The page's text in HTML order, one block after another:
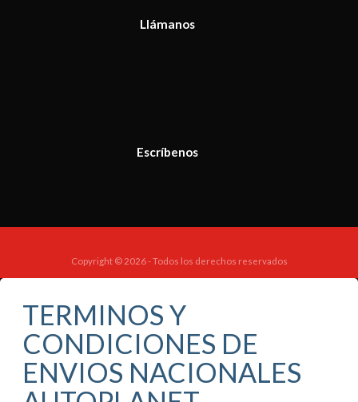
Llámanos
Escríbenos
Copyright © 2026 - Todos los derechos reservados
TERMINOS Y
CONDICIONES DE
ENVIOS NACIONALES